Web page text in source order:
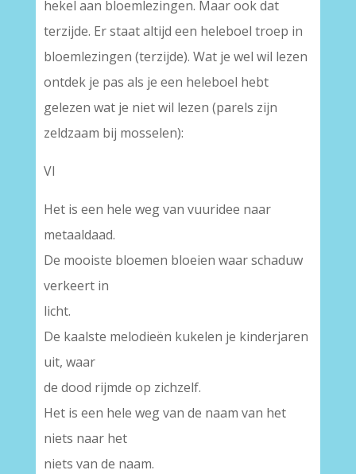
hekel aan bloemlezingen. Maar ook dat
terzijde. Er staat altijd een heleboel troep in
bloemlezingen (terzijde). Wat je wel wil lezen
ontdek je pas als je een heleboel hebt
gelezen wat je niet wil lezen (parels zijn
zeldzaam bij mosselen):
VI
Het is een hele weg van vuuridee naar
metaaldaad.
De mooiste bloemen bloeien waar schaduw
verkeert in
licht.
De kaalste melodieën kukelen je kinderjaren
uit, waar
de dood rijmde op zichzelf.
Het is een hele weg van de naam van het
niets naar het
niets van de naam.